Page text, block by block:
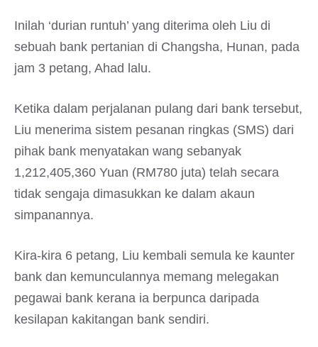
Inilah ‘durian runtuh’ yang diterima oleh Liu di
sebuah bank pertanian di Changsha, Hunan, pada
jam 3 petang, Ahad lalu.
Ketika dalam perjalanan pulang dari bank tersebut,
Liu menerima sistem pesanan ringkas (SMS) dari
pihak bank menyatakan wang sebanyak
1,212,405,360 Yuan (RM780 juta) telah secara
tidak sengaja dimasukkan ke dalam akaun
simpanannya.
Kira-kira 6 petang, Liu kembali semula ke kaunter
bank dan kemunculannya memang melegakan
pegawai bank kerana ia berpunca daripada
kesilapan kakitangan bank sendiri.